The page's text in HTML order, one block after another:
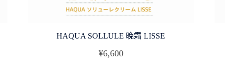
HAQUA SOLLULE 晚霜 LISSE
¥6,600